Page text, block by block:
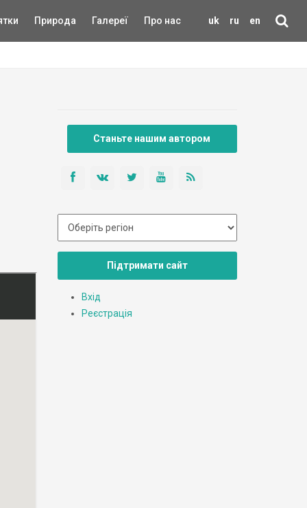
uk ru en
Природа Галереї Про нас
Станьте нашим автором
Підтримати сайт
Вхід
Реєстрація